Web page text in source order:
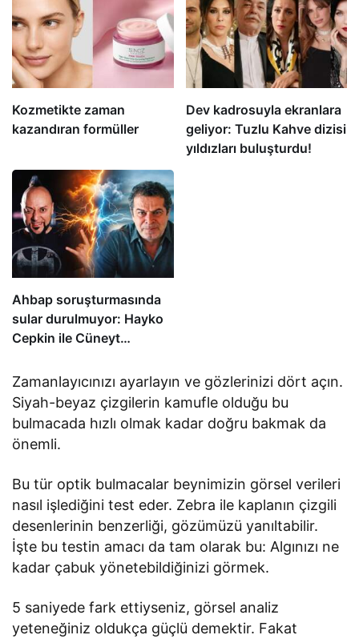
Kozmetikte zaman
kazandıran formüller
Dev kadrosuyla ekranlara
geliyor: Tuzlu Kahve dizisi
yıldızları buluşturdu!
Ahbap soruşturmasında
sular durulmuyor: Hayko
Cepkin ile Cüneyt
Zamanlayıcınızı ayarlayın ve gözlerinizi dört açın.
Siyah-beyaz çizgilerin kamufle olduğu bu
bulmacada hızlı olmak kadar doğru bakmak da
önemli.
Bu tür optik bulmacalar beynimizin görsel verileri
nasıl işlediğini test eder. Zebra ile kaplanın çizgili
desenlerinin benzerliği, gözümüzü yanıltabilir.
İşte bu testin amacı da tam olarak bu: Algınızı ne
kadar çabuk yönetebildiğinizi görmek.
5 saniyede fark ettiyseniz, görsel analiz
yeteneğiniz oldukça güçlü demektir. Fakat